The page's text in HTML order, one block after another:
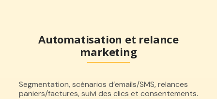
Automatisation et relance
marketing
Segmentation, scénarios d’emails/SMS, relances
paniers/factures, suivi des clics et consentements.